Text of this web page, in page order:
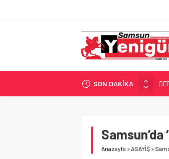
SON DAKİKA
Samsun’da
Anasayfa »ASAYİŞ »